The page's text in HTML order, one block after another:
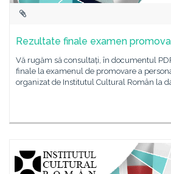
Rezultate finale examen
Vă rugăm să consultați, în documentul
finale la examenul de promovare a
organizat de Institutul Cultural Român la